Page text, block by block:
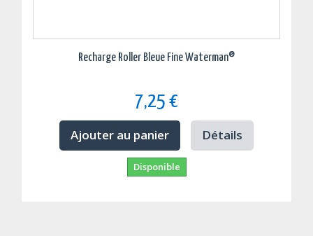
Recharge Roller Bleue Fine Waterman®
7,25 €
Ajouter au panier Détails
Disponible